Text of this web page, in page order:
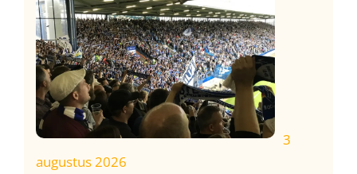
Groundhopverhalen
De fans
Achtergrond
3
augustus 2026